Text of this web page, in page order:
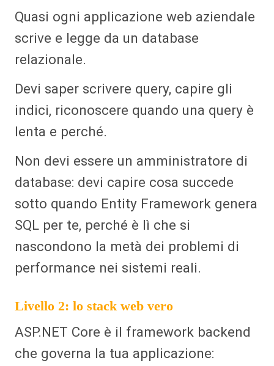
Quasi ogni applicazione web aziendale
scrive e legge da un database
relazionale.
Devi saper scrivere query, capire gli
indici, riconoscere quando una query è
lenta e perché.
Non devi essere un amministratore di
database: devi capire cosa succede
sotto quando Entity Framework genera
SQL per te, perché è lì che si
nascondono la metà dei problemi di
performance nei sistemi reali.
Livello 2: lo stack web vero
ASP.NET Core è il framework backend
che governa la tua applicazione: